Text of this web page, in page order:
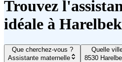
Trouvez
idéale à
Que cherchez-vous ?
Assistante maternelle
Quelle
8530